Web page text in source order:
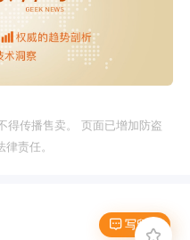
得传播售卖。 页面已增加防盗
责任。
 写留言
